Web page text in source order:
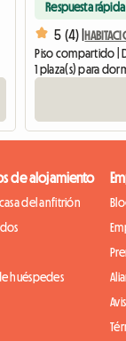
Respuesta rápida
5 (4) |
Piso compartido |
1 plaza(s) para
de alojamiento
del anfitrión
huéspedes